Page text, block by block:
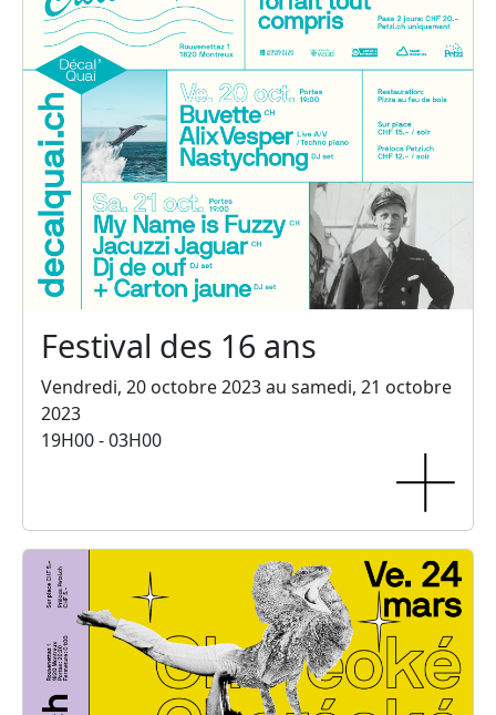
Festival des 16 ans
Vendredi, 20 octobre 2023 au samedi, 21 octobre
2023
19H00 - 03H00